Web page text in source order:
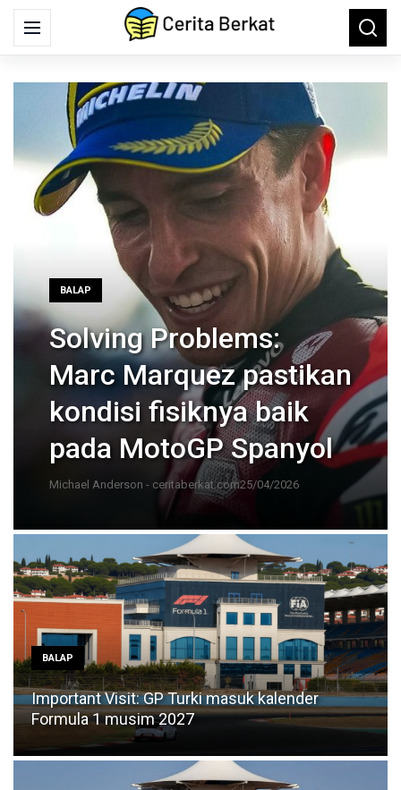
Menu
Search
for:
BALAP
Solving Problems:
Marc Marquez pastikan
kondisi fisiknya baik
pada MotoGP Spanyol
Michael Anderson - ceritaberkat.com25/04/2026
BALAP
Important Visit: GP Turki masuk kalender
Formula 1 musim 2027